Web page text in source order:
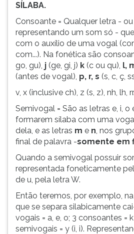
para
continuar
pressione
(primeira
tecla
direita
Para
principal
pressione
tecla
depois
SÍLABA.
Consoante = Qualquer letra -
representando um som só -
com o auxílio de uma vogal
com...). Na fonética são
go, gu), j (ge, gi, j) k (c ou qu), l,
(antes de vogal), p, r, s (s, c, ç,
v, x (inclusive ch), z (s, z), nh, lh, rr.
Semivogal = São as letras e, i, o
formarem sílaba com uma
dela, e as letras m e n, nos
final de palavra -somente em
Quando a semivogal possuir
representada foneticamente
de u, pela letra W.
Então teremos, por exemplo,
que se separa silabicamente
vogais = a, e, o; 3 consoantes = k
semivogais = y (i, i).